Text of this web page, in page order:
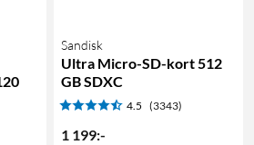
Sandisk
Ultra Micro-SD-kort 512
GB SDXC
4.5 (3343)
1 199:-